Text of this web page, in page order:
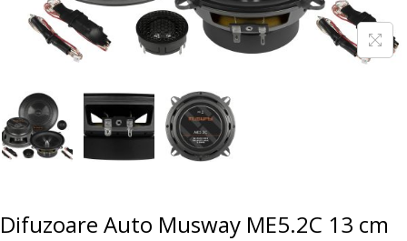
Difuzoare Auto Musway ME5.2C 13 cm